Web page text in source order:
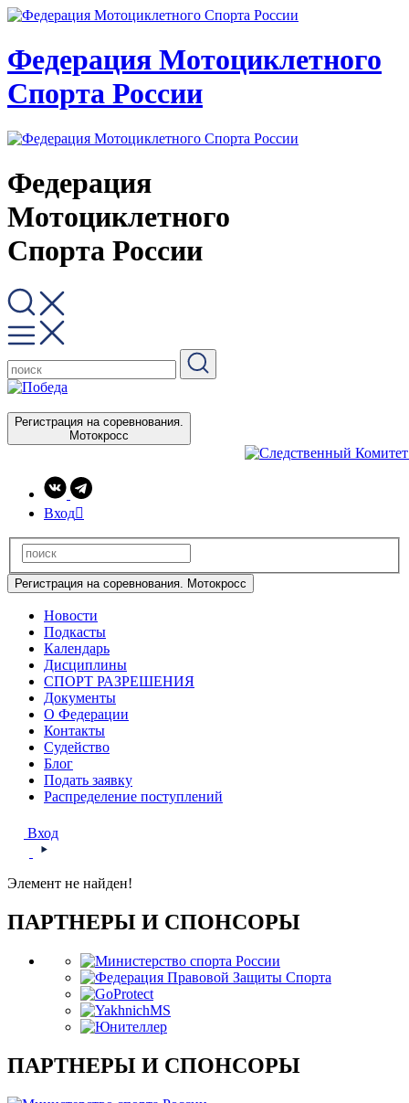
Федерация Мотоциклетного
Спорта России
Федерация
Мотоциклетного
Спорта России
Регистрация на соревнования.
Мотокросс
Вход
Регистрация на соревнования. Мотокросс
Новости
Подкасты
Календарь
Дисциплины
СПОРТ РАЗРЕШЕНИЯ
Документы
О Федерации
Контакты
Судейство
Блог
Подать заявку
Распределение поступлений
Вход
Элемент не найден!
ПАРТНЕРЫ И СПОНСОРЫ
ПАРТНЕРЫ И СПОНСОРЫ